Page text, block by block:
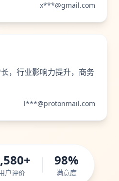
x***@gmail.com
，行业影响力提升，商务
l***@protonmail.com
户评价
98%
满意度